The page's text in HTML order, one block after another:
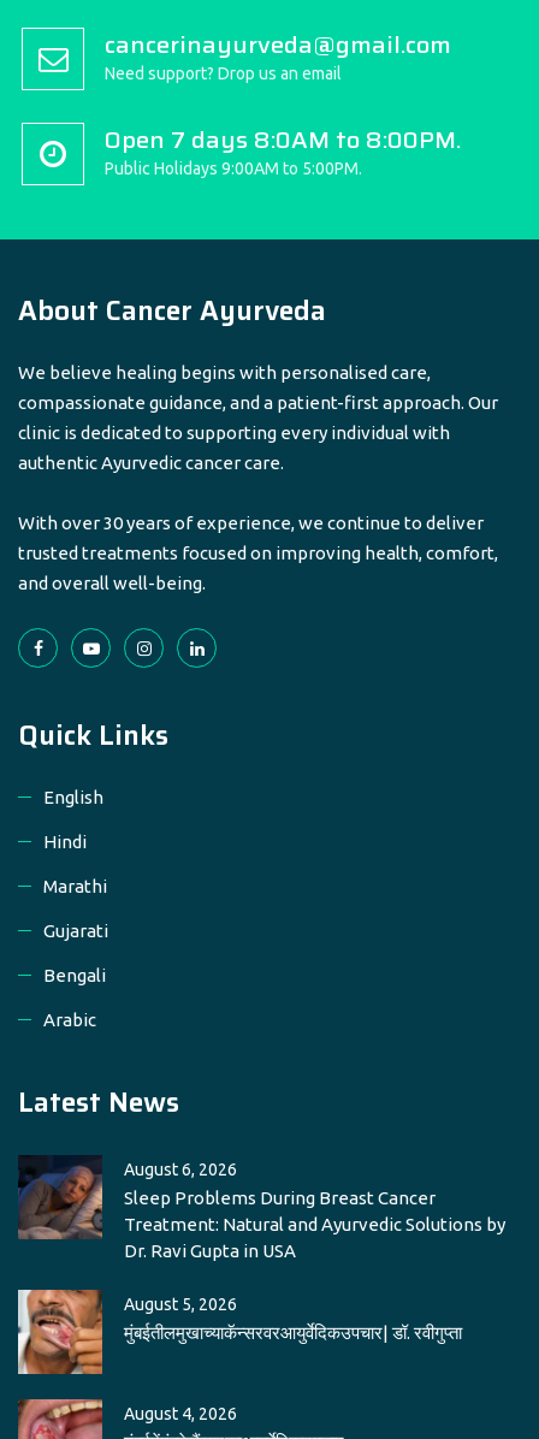
cancerinayurveda@gmail.com
Need support? Drop us an email
Open 7 days 8:0AM to 8:00PM.
Public Holidays 9:00AM to 5:00PM.
About Cancer Ayurveda
We believe healing begins with personalised care,
compassionate guidance, and a patient-first approach. Our
clinic is dedicated to supporting every individual with
authentic Ayurvedic cancer care.
With over 30 years of experience, we continue to deliver
trusted treatments focused on improving health, comfort,
and overall well-being.
Quick Links
English
Hindi
Marathi
Gujarati
Bengali
Arabic
Latest News
August 6, 2026
Sleep Problems During Breast Cancer
Treatment: Natural and Ayurvedic Solutions by
Dr. Ravi Gupta in USA
August 5, 2026
मुंबईतीलमुखाच्याकॅन्सरवरआयुर्वेदिकउपचार| डॉ. रवीगुप्ता
August 4, 2026